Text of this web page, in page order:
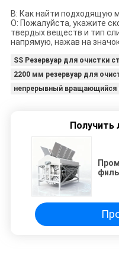
В: Как найти подходящую
О: Пожалуйста, укажите
твердых веществ и тип
напрямую, нажав на значок
SS Резервуар для очистки
2200 мм резервуар для
непрерывный вращающийся
Получить